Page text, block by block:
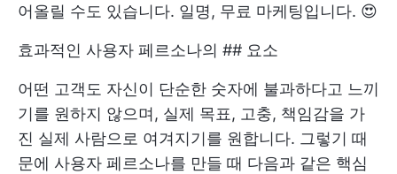
어올릴 수도 있습니다. 일명, 무료 마케팅입니다. 😍
효과적인 사용자 페르소나의 ## 요소
어떤 고객도 자신이 단순한 숫자에 불과하다고 느끼
기를 원하지 않으며, 실제 목표, 고충, 책임감을 가
진 실제 사람으로 여겨지기를 원합니다. 그렇기 때
문에 사용자 페르소나를 만들 때 다음과 같은 핵심